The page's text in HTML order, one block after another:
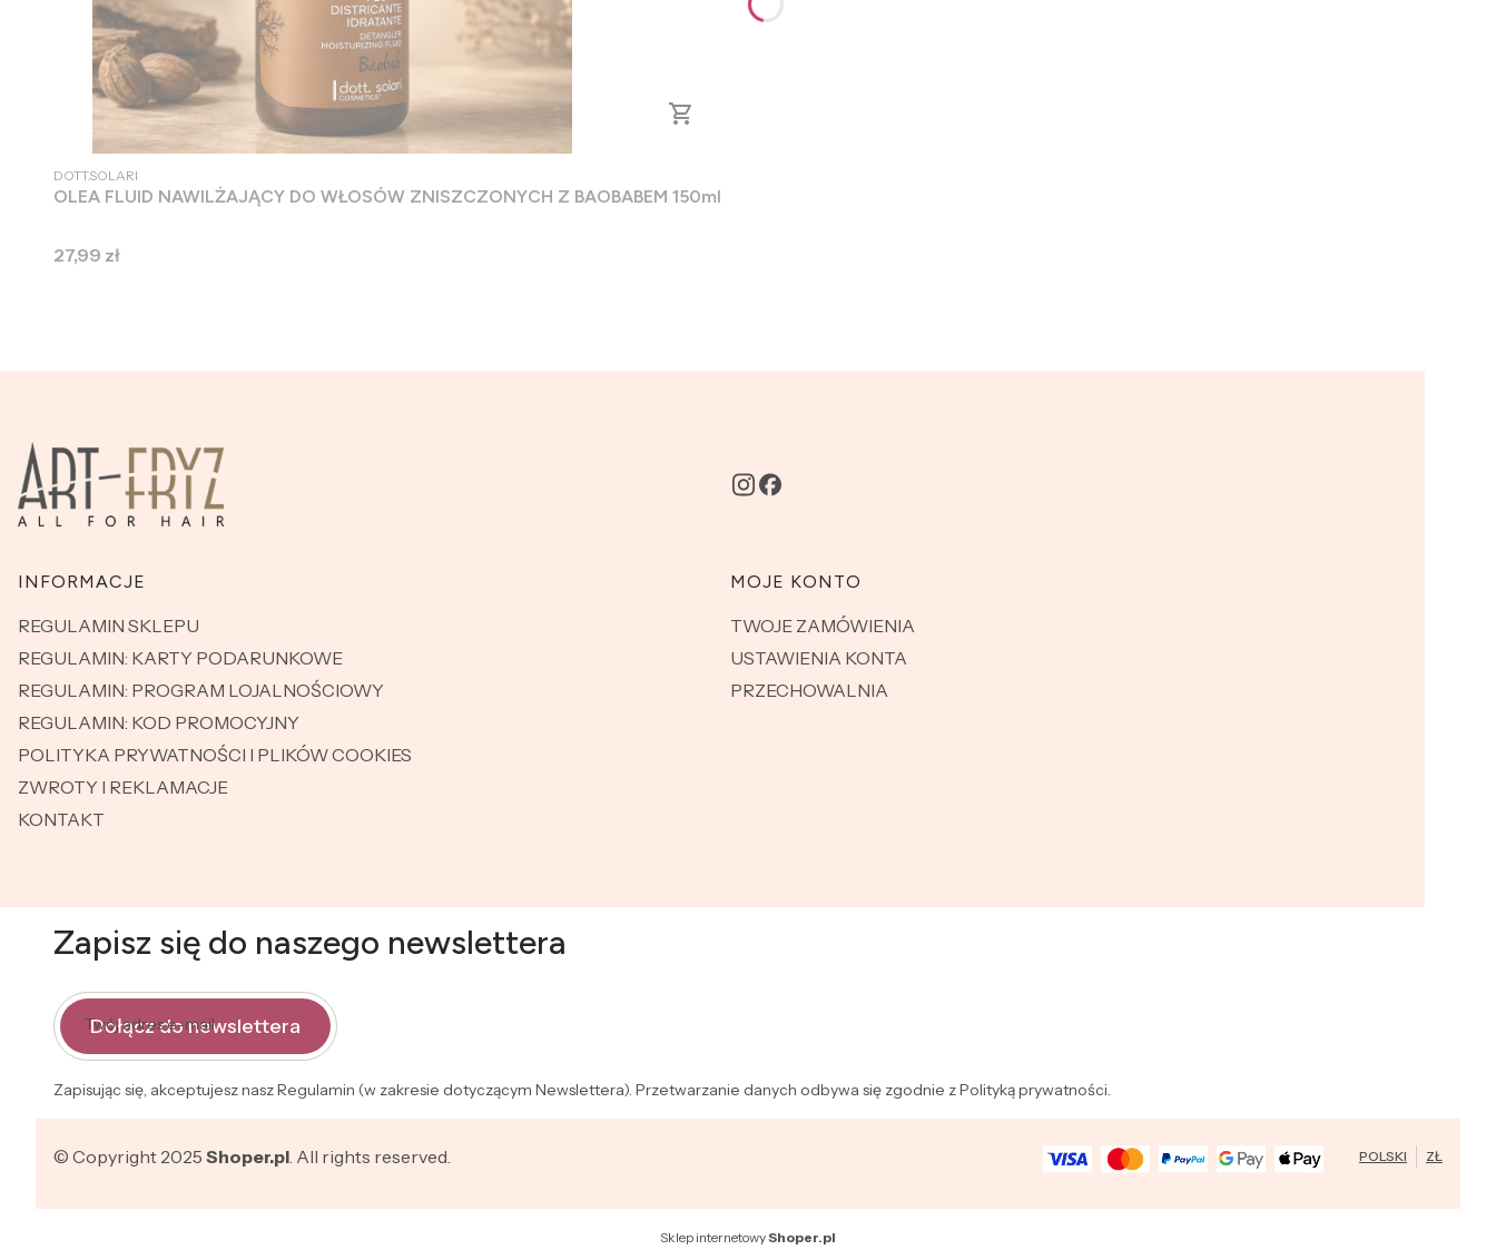
PRODUCENT
DOTT.SOLARI
OLEA FLUID NAWILŻAJĄCY DO WŁOSÓW ZNISZCZONYCH Z BAOBABEM 150ml
Cena
27,99 zł
Linki w stopce
INFORMACJE
REGULAMIN SKLEPU
REGULAMIN: KARTY PODARUNKOWE
REGULAMIN: PROGRAM LOJALNOŚCIOWY
REGULAMIN: KOD PROMOCYJNY
POLITYKA PRYWATNOŚCI I PLIKÓW COOKIES
ZWROTY I REKLAMACJE
KONTAKT
MOJE KONTO
TWOJE ZAMÓWIENIA
USTAWIENIA KONTA
PRZECHOWALNIA
Zapisz się do naszego newslettera
Twój adres e-mail
Dołącz do newslettera
Zapisując się, akceptujesz nasz Regulamin (w zakresie dotyczącym Newslettera). Przetwarzanie danych odbywa się zgodnie z Polityką prywatności.
© Copyright 2025 Shoper.pl. All rights reserved. POLSKI ZŁ
Sklep internetowyShoper.pl